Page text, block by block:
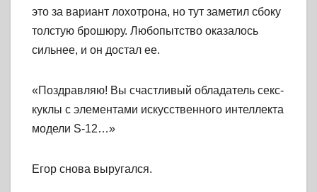
это за вариант лохотрона, но тут заметил сбоку
толстую брошюру. Любопытство оказалось
сильнее, и он достал ее.
«Поздравляю! Вы счастливый обладатель секс-
куклы с элементами искусственного интеллекта
модели S-12…»
Егор снова выругался.